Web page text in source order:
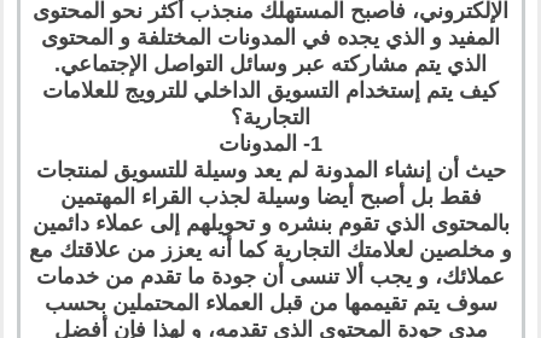
الإلكتروني، فأصبح المستهلك منجذب أكثر نحو المحتوى
المفيد و الذي يجده في المدونات المختلفة و المحتوى
الذي يتم مشاركته عبر وسائل التواصل الإجتماعي.
كيف يتم إستخدام التسويق الداخلي للترويج للعلامات
التجارية؟
1- المدونات
حيث أن إنشاء المدونة لم يعد وسيلة للتسويق لمنتجات
فقط بل أصبح أيضا وسيلة لجذب القراء المهتمين
بالمحتوى الذي تقوم بنشره و تحويلهم إلى عملاء دائمين
و مخلصين لعلامتك التجارية كما أنه يعزز من علاقتك مع
عملائك، و يجب ألا تنسى أن جودة ما تقدم من خدمات
سوف يتم تقيممها من قبل العملاء المحتملين بحسب
مدى جودة المحتوى الذي تقدمه، و لهذا فإن أفضل